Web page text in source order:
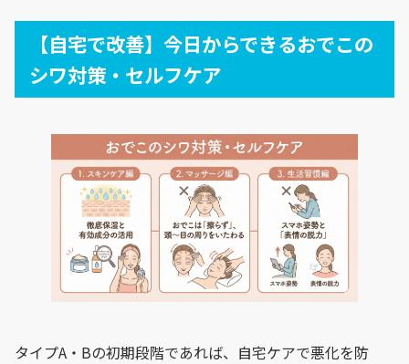
【自宅で改善】今日からできるおでこの
シワ対策・セルフケア
タイプA・Bの初期段階であれば、自宅ケアで悪化を防